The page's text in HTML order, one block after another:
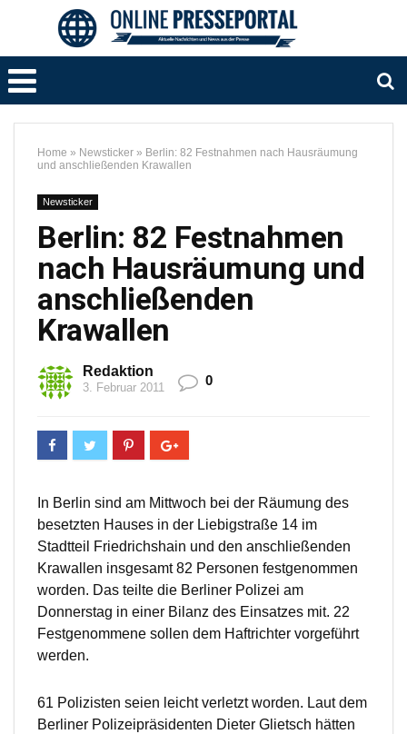
Home » Newsticker » Berlin: 82 Festnahmen nach Hausräumung
und anschließenden Krawallen
Newsticker
Berlin: 82 Festnahmen
nach Hausräumung und
anschließenden
Krawallen
Redaktion
3. Februar 2011 0
In Berlin sind am Mittwoch bei der Räumung des
besetzten Hauses in der Liebigstraße 14 im
Stadtteil Friedrichshain und den anschließenden
Krawallen insgesamt 82 Personen festgenommen
worden. Das teilte die Berliner Polizei am
Donnerstag in einer Bilanz des Einsatzes mit. 22
Festgenommene sollen dem Haftrichter vorgeführt
werden.
61 Polizisten seien leicht verletzt worden. Laut dem
Berliner Polizeipräsidenten Dieter Glietsch hätten